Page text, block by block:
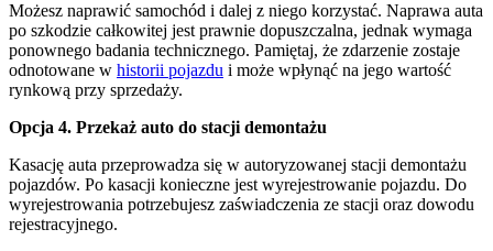
Możesz naprawić samochód i dalej z niego korzystać. Naprawa auta
po szkodzie całkowitej jest prawnie dopuszczalna, jednak wymaga
ponownego badania technicznego. Pamiętaj, że zdarzenie zostaje
odnotowane w historii pojazdu i może wpłynąć na jego wartość
rynkową przy sprzedaży.
Opcja 4. Przekaż auto do stacji demontażu
Kasację auta przeprowadza się w autoryzowanej stacji demontażu
pojazdów. Po kasacji konieczne jest wyrejestrowanie pojazdu. Do
wyrejestrowania potrzebujesz zaświadczenia ze stacji oraz dowodu
rejestracyjnego.